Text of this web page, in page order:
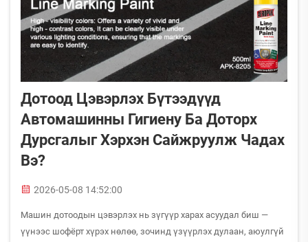
Дотоод Цэвэрлэх Бүтээдүүд
Автомашинны Гигиену Ба Доторх
Дурсгалыг Хэрхэн Сайжруулж Чадах
Вэ?
2026-05-08 14:52:00
Машин дотоодын цэвэрлэх нь зүгүүр харах асуудал биш —
үүнээс шофёрт хүрэх нөлөө, зочинд үзүүрлэх дулаан, аюулгүй